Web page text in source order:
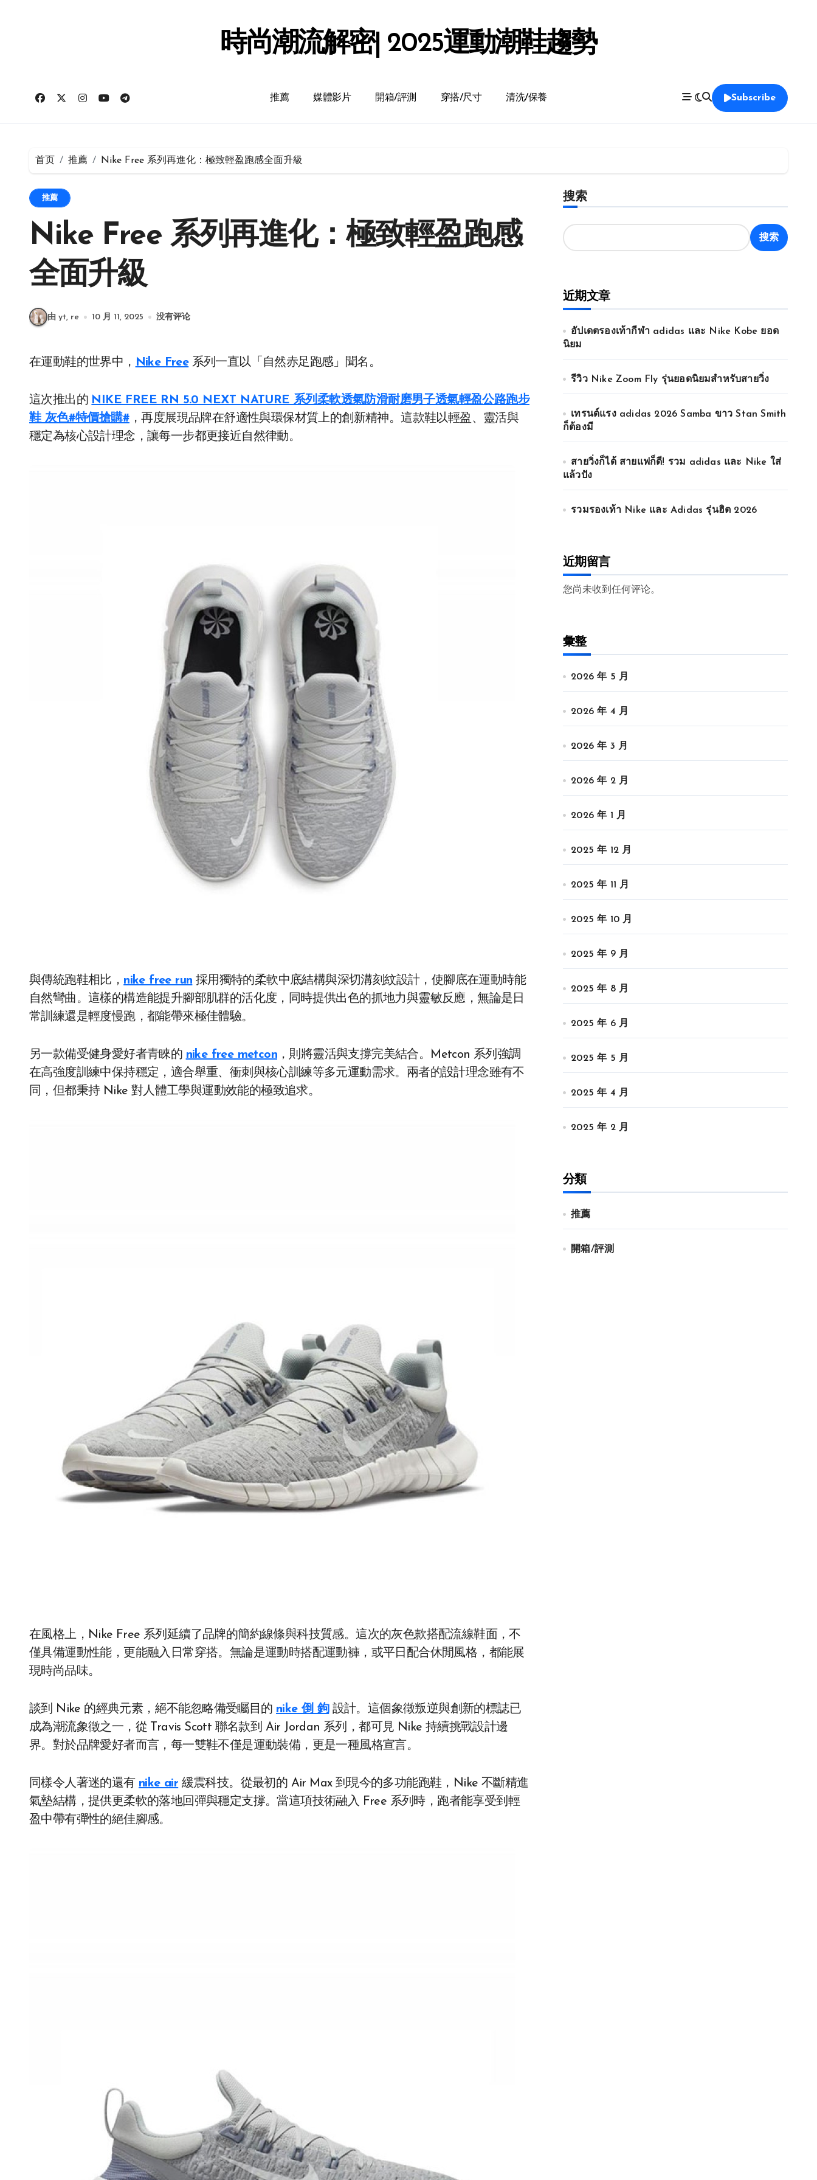
時尚潮流解密| 2025運動潮鞋趨勢
推薦 媒體影片 開箱/評測 穿搭/尺寸 清洗/保養 Subscribe
首页 推薦 Nike Free 系列再進化：極致輕盈跑感全面升級
推薦
Nike Free 系列再進化：極致輕盈跑感
全面升級
由 yt, re 10 月 11, 2025 没有评论
在運動鞋的世界中， Nike Free系列一直以「自然赤足跑感」聞名。
這次推出的 NIKE FREE RN 5.0 NEXT NATURE 系列柔軟透氣防滑耐磨男子透氣輕盈公路跑步
鞋 灰色#特價搶購# ，再度展現品牌在舒適性與環保材質上的創新精神。這款鞋以輕盈、靈活與
穩定為核心設計理念，讓每一步都更接近自然律動。
與傳統跑鞋相比， nike free run 採用獨特的柔軟中底結構與深切溝刻紋設計，使腳底在運動時能
自然彎曲。這樣的構造能提升腳部肌群的活化度，同時提供出色的抓地力與靈敏反應，無論是日
常訓練還是輕度慢跑，都能帶來極佳體驗。
另一款備受健身愛好者青睞的 nike free metcon ，則將靈活與支撐完美結合。Metcon 系列強調
在高強度訓練中保持穩定，適合舉重、衝刺與核心訓練等多元運動需求。兩者的設計理念雖有不
同，但都秉持 Nike 對人體工學與運動效能的極致追求。
在風格上，Nike Free 系列延續了品牌的簡約線條與科技質感。這次的灰色款搭配流線鞋面，不
僅具備運動性能，更能融入日常穿搭。無論是運動時搭配運動褲，或平日配合休閒風格，都能展
現時尚品味。
談到 Nike 的經典元素，絕不能忽略備受矚目的 nike 倒 鉤設計。這個象徵叛逆與創新的標誌已
成為潮流象徵之一，從 Travis Scott 聯名款到 Air Jordan 系列，都可見 Nike 持續挑戰設計邊
界。對於品牌愛好者而言，每一雙鞋不僅是運動裝備，更是一種風格宣言。
同樣令人著迷的還有 nike air 緩震科技。從最初的 Air Max 到現今的多功能跑鞋，Nike 不斷精進
氣墊結構，提供更柔軟的落地回彈與穩定支撐。當這項技術融入 Free 系列時，跑者能享受到輕
盈中帶有彈性的絕佳腳感。
搜索
搜索
近期文章
อัปเดตรองเท้ากีฬา adidas และ Nike Kobe ยอด
นิยม
รีวิว Nike Zoom Fly รุ่นยอดนิยมสำหรับสายวิ่ง
เทรนด์แรง adidas 2026 Samba ขาว Stan Smith
ก็ต้องมี
สายวิ่งก็ได้ สายแฟก็ดี! รวม adidas และ Nike ใส่
แล้วปัง
รวมรองเท้า Nike และ Adidas รุ่นฮิต 2026
近期留言
您尚未收到任何评论。
彙整
2026 年 5 月
2026 年 4 月
2026 年 3 月
2026 年 2 月
2026 年 1 月
2025 年 12 月
2025 年 11 月
2025 年 10 月
2025 年 9 月
2025 年 8 月
2025 年 6 月
2025 年 5 月
2025 年 4 月
2025 年 2 月
分類
推薦
開箱/評測